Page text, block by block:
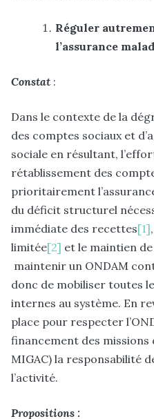
Réguler
l’assurance
Constat :
Dans le contexte de la
des comptes sociaux et
sociale en résultant,
rétablissement des
prioritairement
du déficit structurel
immédiate des recettes[1]
limitée[2] et le maintien
maintenir un ONDAM
donc de mobiliser toutes
internes au système. En
place pour respecter
financement des missions
MIGAC) la responsabilité
l’activité.
Propositions :